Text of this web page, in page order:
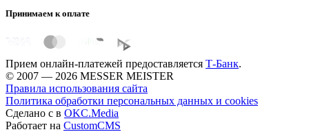
Принимаем к оплате
Прием онлайн-платежей предоставляется Т-Банк.
© 2007 — 2026 MESSER MEISTER
Правила использования сайта
Политика обработки персональных данных и cookies
Сделано с в OKC.Media
Работает на CustomCMS